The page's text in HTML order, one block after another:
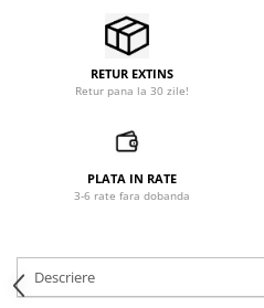
Controllere MIDI - USB DAW
Controllere monitoare de studio
Convertoare AD/DA
Interfete MIDI si Cabluri Midi-USB
Microfoane de studio
Monitoare de studio
Preamplificatoare
Protectii antifonice pentru urechi
RETUR EXTINS
Retur pana la 30 zile!
PLATA IN RATE
3-6 rate fara dobanda
Descriere